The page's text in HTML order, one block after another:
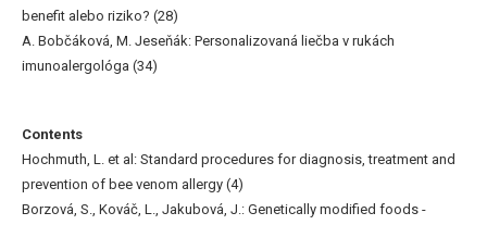
benefit alebo riziko? (28)
A. Bobčáková, M. Jeseňák: Personalizovaná liečba v rukách
imunoalergológa (34)
Contents
Hochmuth, L. et al: Standard procedures for diagnosis, treatment and
prevention of bee venom allergy (4)
Borzová, S., Kováč, L., Jakubová, J.: Genetically modified foods -